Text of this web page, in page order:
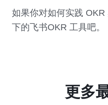
如果你对如何实践
下的飞书OKR 工具吧。
更多